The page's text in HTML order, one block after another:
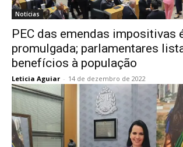
Notícias
PEC das emendas impositivas
promulgada; parlamentares
benefícios à população
Leticia Aguiar - 14 de dezembro de 2022